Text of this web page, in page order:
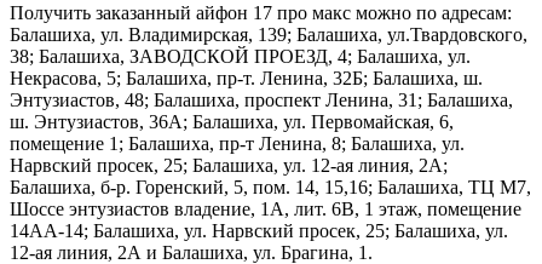
Получить заказанный айфон 17 про макс можно по адресам:
Балашиха, ул. Владимирская, 139; Балашиха, ул.Твардовского,
38; Балашиха, ЗАВОДСКОЙ ПРОЕЗД, 4; Балашиха, ул.
Некрасова, 5; Балашиха, пр-т. Ленина, 32Б; Балашиха, ш.
Энтузиастов, 48; Балашиха, проспект Ленина, 31; Балашиха,
ш. Энтузиастов, 36А; Балашиха, ул. Первомайская, 6,
помещение 1; Балашиха, пр-т Ленина, 8; Балашиха, ул.
Нарвский просек, 25; Балашиха, ул. 12-ая линия, 2А;
Балашиха, б-р. Горенский, 5, пом. 14, 15,16; Балашиха, ТЦ М7,
Шоссе энтузиастов владение, 1А, лит. 6В, 1 этаж, помещение
14АА-14; Балашиха, ул. Нарвский просек, 25; Балашиха, ул.
12-ая линия, 2А и Балашиха, ул. Брагина, 1.